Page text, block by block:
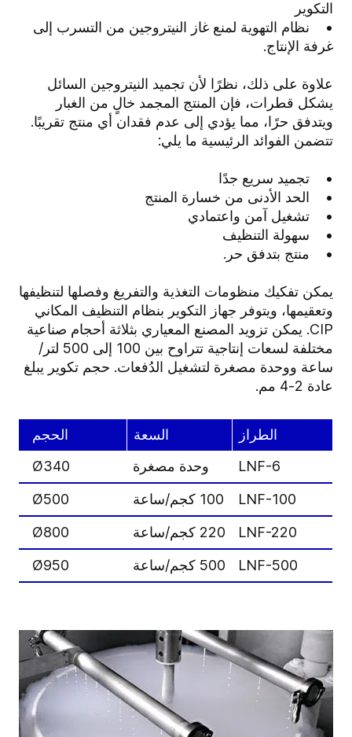
التكوير
• نظام التهوية لمنع غاز النيتروجين من التسرب إلى
غرفة الإنتاج.
علاوة على ذلك، نظرًا لأن تجميد النيتروجين السائل
يشكل قطرات، فإن المنتج المجمد خالٍ من الغبار
ويتدفق حرًا، مما يؤدي إلى عدم فقدان أي منتج تقريبًا.
تتضمن الفوائد الرئيسية ما يلي:
• تجميد سريع جدًا
• الحد الأدنى من خسارة المنتج
• تشغيل آمن واعتمادي
• سهولة التنظيف
• منتج بتدفق حر.
يمكن تفكيك منظومات التغذية والتفريغ وفصلها لتنظيفها
وتعقيمها، ويتوفر جهاز التكوير بنظام التنظيف المكاني
CIP. يمكن تزويد المصنع المعياري بثلاثة أحجام صناعية
مختلفة لسعات إنتاجية تتراوح بين 100 إلى 500 لتر/
ساعة ووحدة مصغرة لتشغيل الدُفعات. حجم تكوير يبلغ
عادة 2-4 مم.
الطراز السعة الحجم
LNF-6
وحدة مصغرة
Ø340
LNF-100
100 كجم/ساعة Ø500
LNF-220
220 كجم/ساعة Ø800
LNF-500
500 كجم/ساعة Ø950